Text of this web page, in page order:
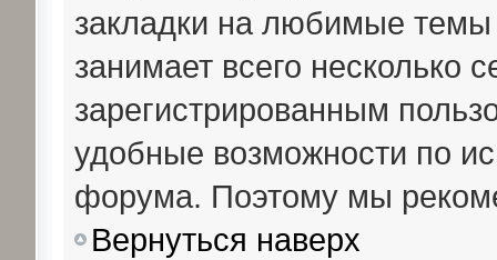
закладки на любимые темы
занимает всего несколько
зарегистрированным
удобные возможности по
форума. Поэтому мы
Вернуться наверх